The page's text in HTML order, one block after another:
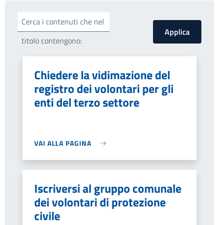
Cerca i contenuti che nel
titolo contengono:
Chiedere la vidimazione del
registro dei volontari per gli
enti del terzo settore
VAI ALLA PAGINA
Iscriversi al gruppo comunale
dei volontari di protezione
civile